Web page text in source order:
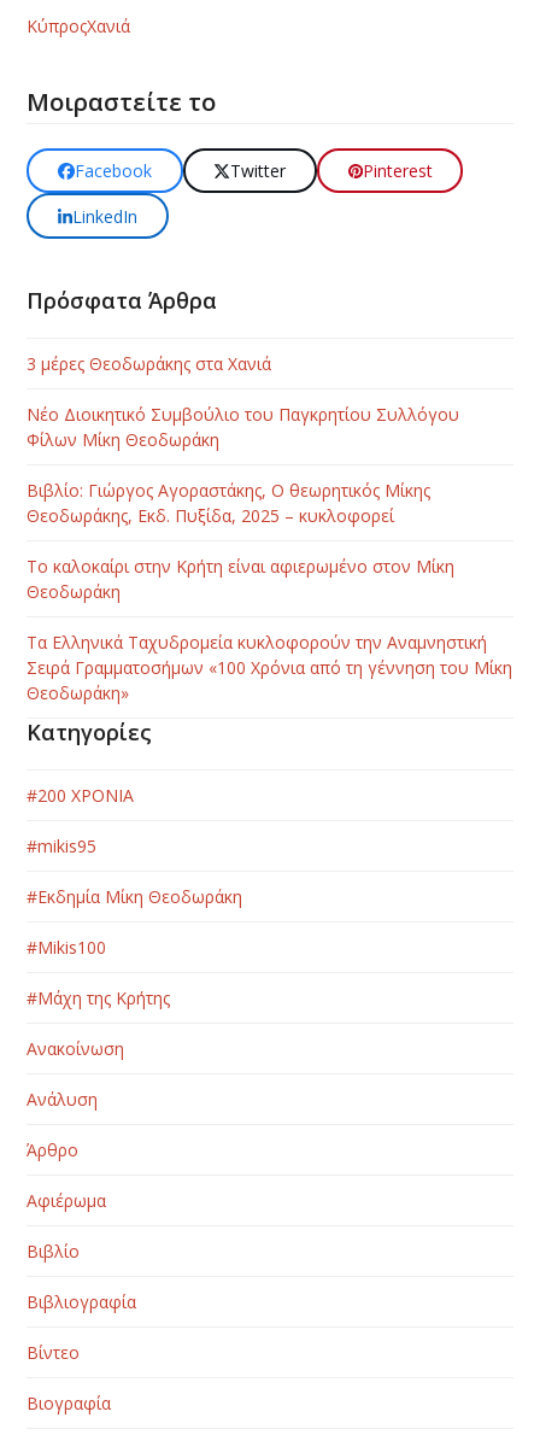
ΚύπροςΧανιά
Μοιραστείτε το
Facebook Twitter
Pinterest
LinkedIn
Πρόσφατα Άρθρα
3 μέρες Θεοδωράκης στα Χανιά
Νέο Διοικητικό Συμβούλιο του Παγκρητίου Συλλόγου
Φίλων Μίκη Θεοδωράκη
Βιβλίο: Γιώργος Αγοραστάκης, Ο θεωρητικός Μίκης
Θεοδωράκης, Εκδ. Πυξίδα, 2025 – κυκλοφορεί
Το καλοκαίρι στην Κρήτη είναι αφιερωμένο στον Μίκη
Θεοδωράκη
Τα Ελληνικά Ταχυδρομεία κυκλοφορούν την Αναμνηστική
Σειρά Γραμματοσήμων «100 Χρόνια από τη γέννηση του Μίκη
Θεοδωράκη»
Κατηγορίες
#200 ΧΡΟΝΙΑ
#mikis95
#Εκδημία Μίκη Θεοδωράκη
#Μikis100
#Μάχη της Κρήτης
Ανακοίνωση
Ανάλυση
Άρθρο
Αφιέρωμα
Βιβλίο
Βιβλιογραφία
Βίντεο
Βιογραφία